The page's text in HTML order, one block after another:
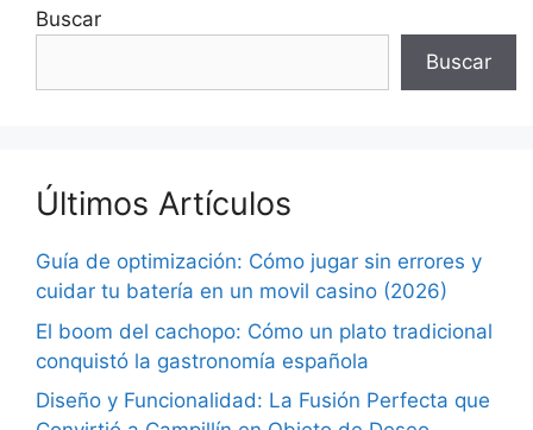
Buscar
Buscar
Últimos Artículos
Guía de optimización: Cómo jugar sin errores y
cuidar tu batería en un movil casino (2026)
El boom del cachopo: Cómo un plato tradicional
conquistó la gastronomía española
Diseño y Funcionalidad: La Fusión Perfecta que